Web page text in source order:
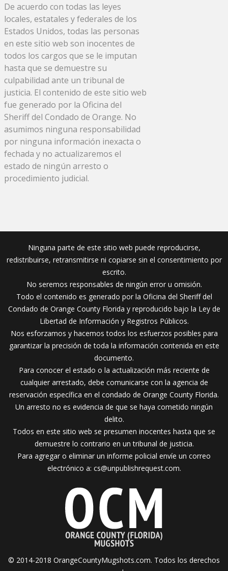
De acuerdo con todas las leyes
locales, estatales y federales de los
Estados Unidos, todas las personas
en este sitio web son inocentes de
todos los cargos que se le imputan
hasta que se demuestre su
culpabilidad ante un tribunal de
justicia. El contenido de este sitio web
fue generado por la Oficina del
Sheriff del Condado de Orange. No
asumimos ninguna responsabilidad
por ninguna información inexacta o
fechada y no actualizaremos el
estado de ningún arresto o
procedimiento judicial.
Ninguna parte de este sitio web puede reproducirse,
redistribuirse, retransmitirse ni copiarse sin el consentimiento por
escrito.
No seremos responsables de ningún error u omisión.
Todo el contenido es generado por la Oficina del Sheriff del
Condado de Orange County Florida y reproducido bajo la Ley de
Libertad de Información y Registros Públicos.
Nos esforzamos y hacemos todos los esfuerzos posibles para
garantizar la precisión de toda la información contenida en este
documento.
Para conocer el estado o la actualización más reciente de
cualquier arrestado, debe comunicarse con la agencia de
reservación específica en el condado de Orange County Florida.
Un arresto no es evidencia de que se haya cometido ningún
delito.
Todos en este sitio web se presumen inocentes hasta que se
demuestre lo contrario en un tribunal de justicia.
Para agregar o eliminar un informe policial envíe un correo
electrónico a: cs@unpublishrequest.com.
© 2014-2018 OrangeCountyMugshots.com. Todos los derechos